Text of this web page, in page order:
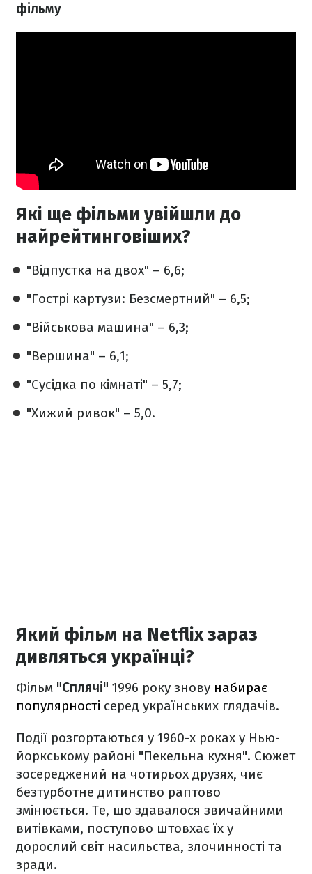
фільму
Які ще фільми увійшли до
найрейтинговіших?
"Відпустка на двох" – 6,6;
"Гострі картузи: Безсмертний" – 6,5;
"Військова машина" – 6,3;
"Вершина" – 6,1;
"Сусідка по кімнаті" – 5,7;
"Хижий ривок" – 5,0.
Який фільм на Netflix зараз
дивляться українці?
Фільм "Сплячі" 1996 року знову набирає
популярності серед українських глядачів.
Події розгортаються у 1960-х роках у Нью-
йоркському районі "Пекельна кухня". Сюжет
зосереджений на чотирьох друзях, чиє
безтурботне дитинство раптово
змінюється. Те, що здавалося звичайними
витівками, поступово штовхає їх у
дорослий світ насильства, злочинності та
зради.